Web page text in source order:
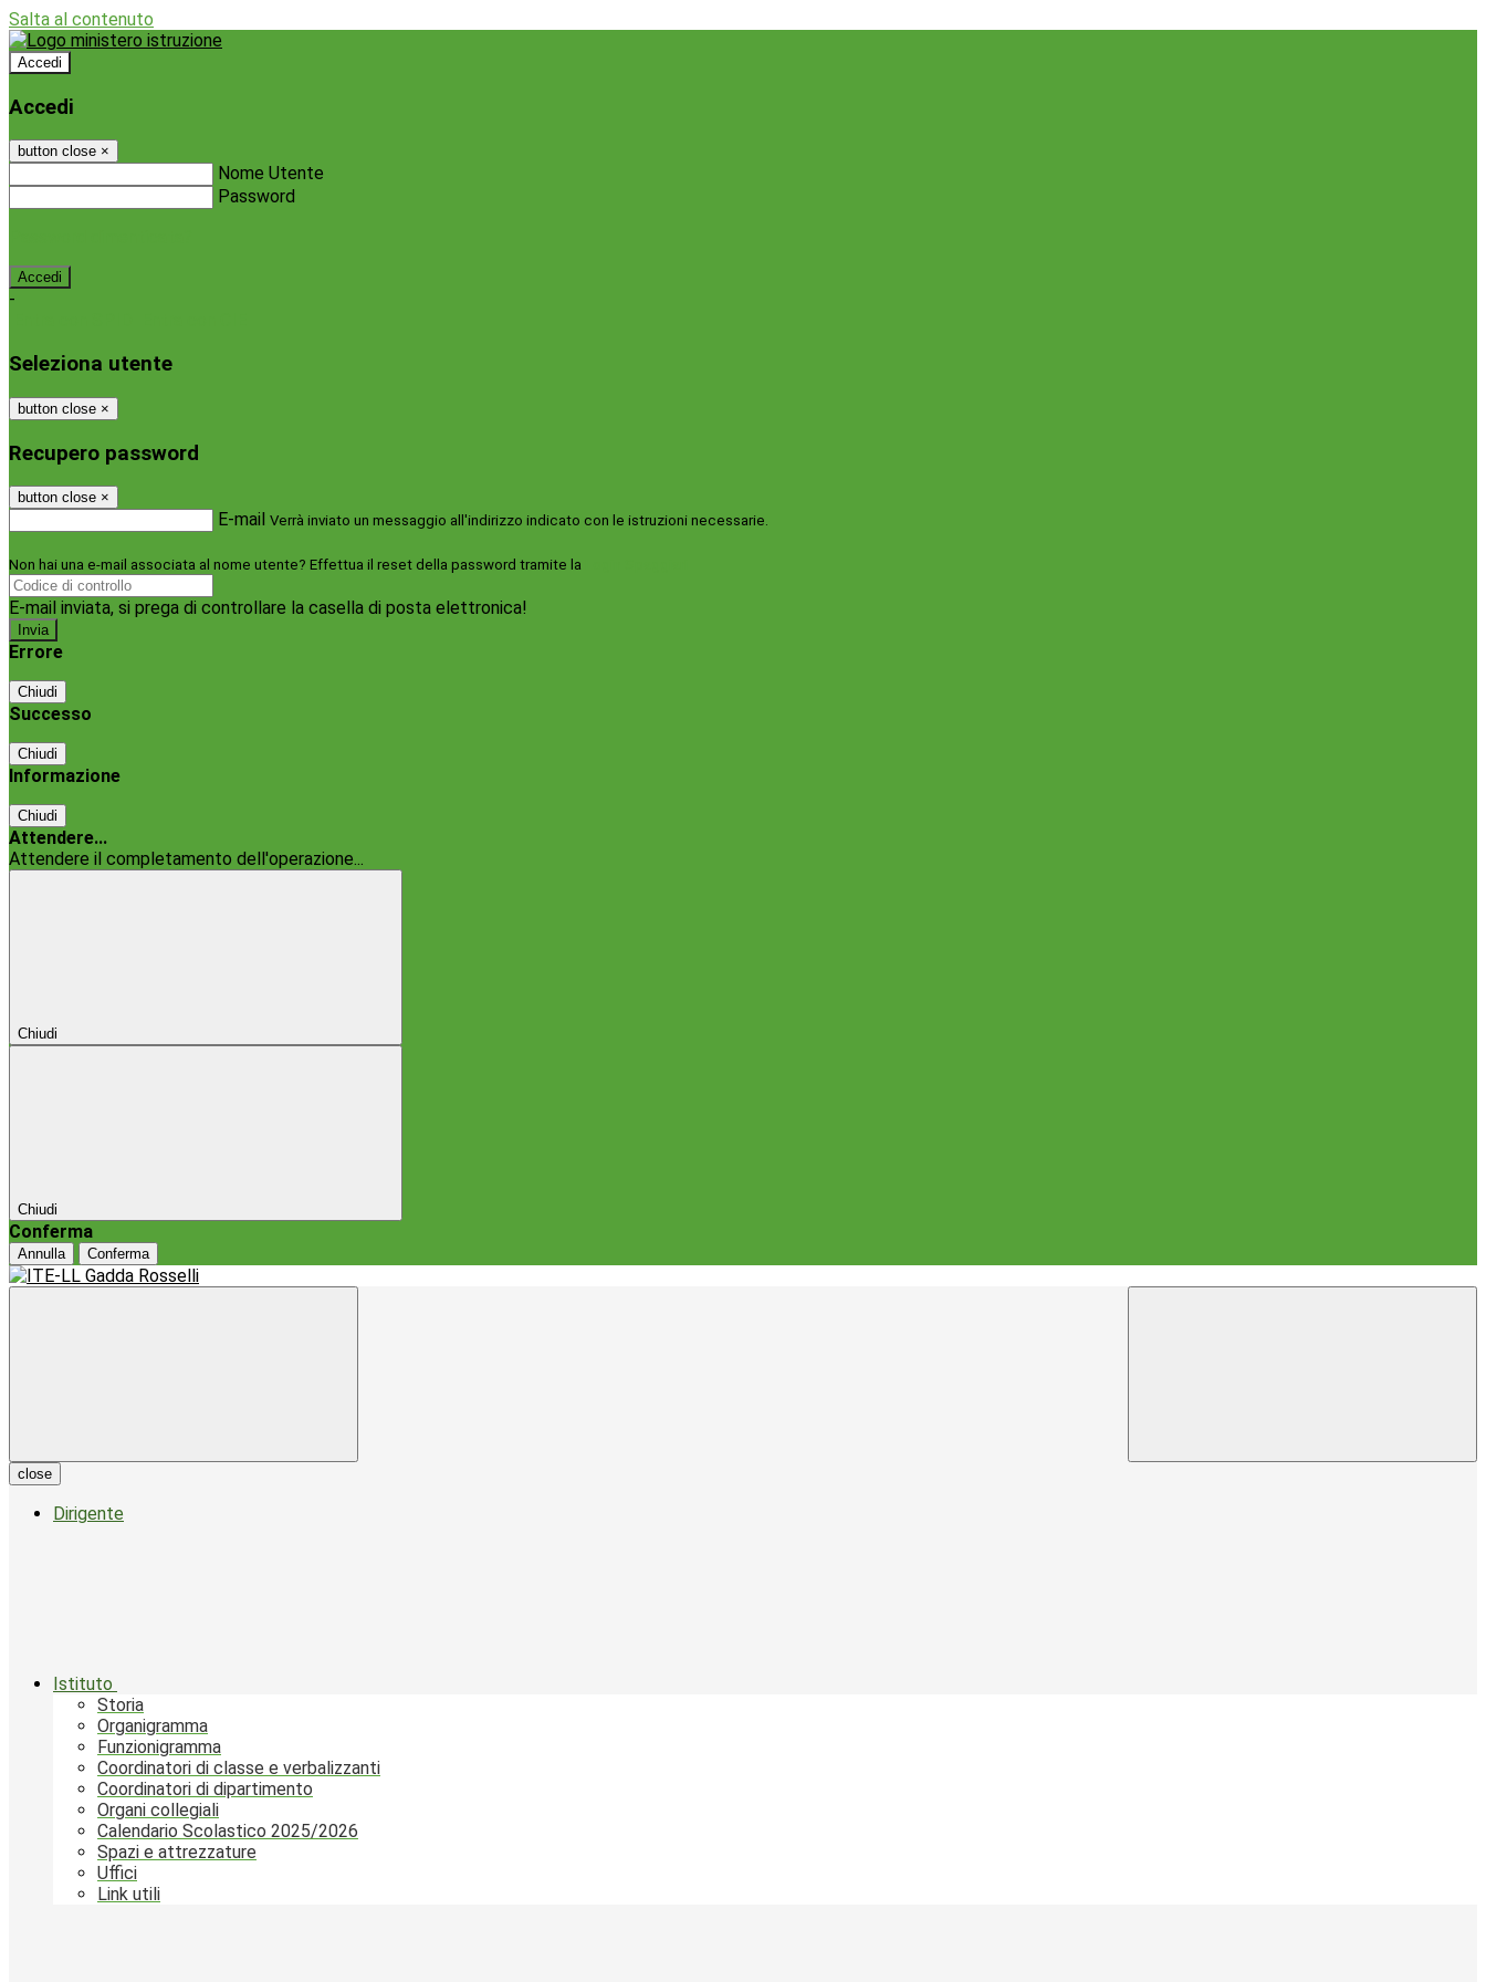
Salta al contenuto
Accedi
Accedi
button close ×
Nome Utente
Password
-
Seleziona utente
button close ×
Recupero password
button close ×
E-mail Verrà inviato un messaggio all'indirizzo indicato con le istruzioni necessarie.
Non hai una e-mail associata al nome utente? Effettua il reset della password tramite la
E-mail inviata, si prega di controllare la casella di posta elettronica!
Errore
Chiudi
Successo
Chiudi
Informazione
Chiudi
Attendere...
Attendere il completamento dell'operazione...
Chiudi
Chiudi
Conferma
Annulla Conferma
close
Dirigente
Istituto
Storia
Organigramma
Funzionigramma
Coordinatori di classe e verbalizzanti
Coordinatori di dipartimento
Organi collegiali
Calendario Scolastico 2025/2026
Spazi e attrezzature
Uffici
Link utili